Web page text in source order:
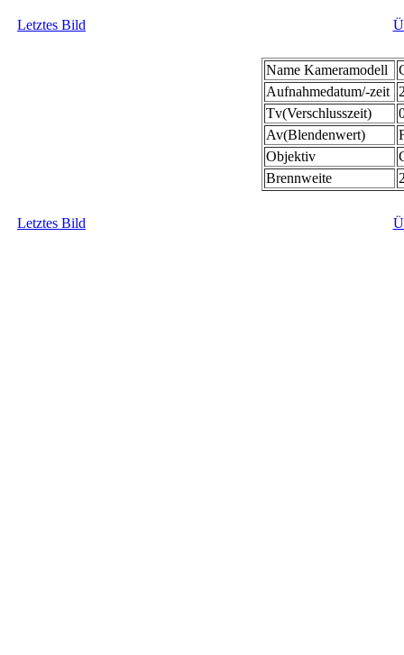
Letztes Bild
Name Kameramodell
Aufnahmedatum/-zeit
Tv(Verschlusszeit)
Av(Blendenwert)
Objektiv
Brennweite
Letztes Bild